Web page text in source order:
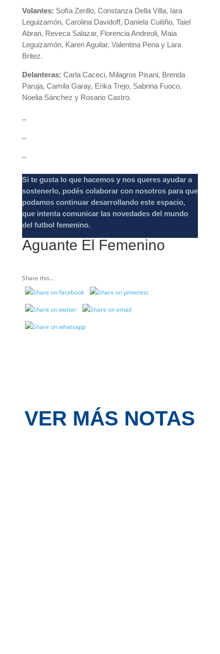
Volantes: Sofía Zerillo, Constanza Della Villa, Iara
Leguizamón, Carolina Davidoff, Daniela Cuitiño, Taiel
Abran, Reveca Salazar, Florencia Andreoli, Maia
Leguizamón, Karen Aguilar, Valentina Pena y Lara
Britez.
Delanteras: Carla Caceci, Milagros Pisani, Brenda
Paruja, Camila Garay, Erika Trejo, Sabrina Fuoco,
Noelia Sánchez y Rosario Castro.
Si te gusta lo que hacemos y nos queres ayudar a
sostenerlo, podés colaborar con nosotros para que
podamos continuar desarrollando este espacio,
que intenta comunicar las novedades del mundo
del futbol femenino.
Aguante El Femenino
Share this...
VER MÁS NOTAS